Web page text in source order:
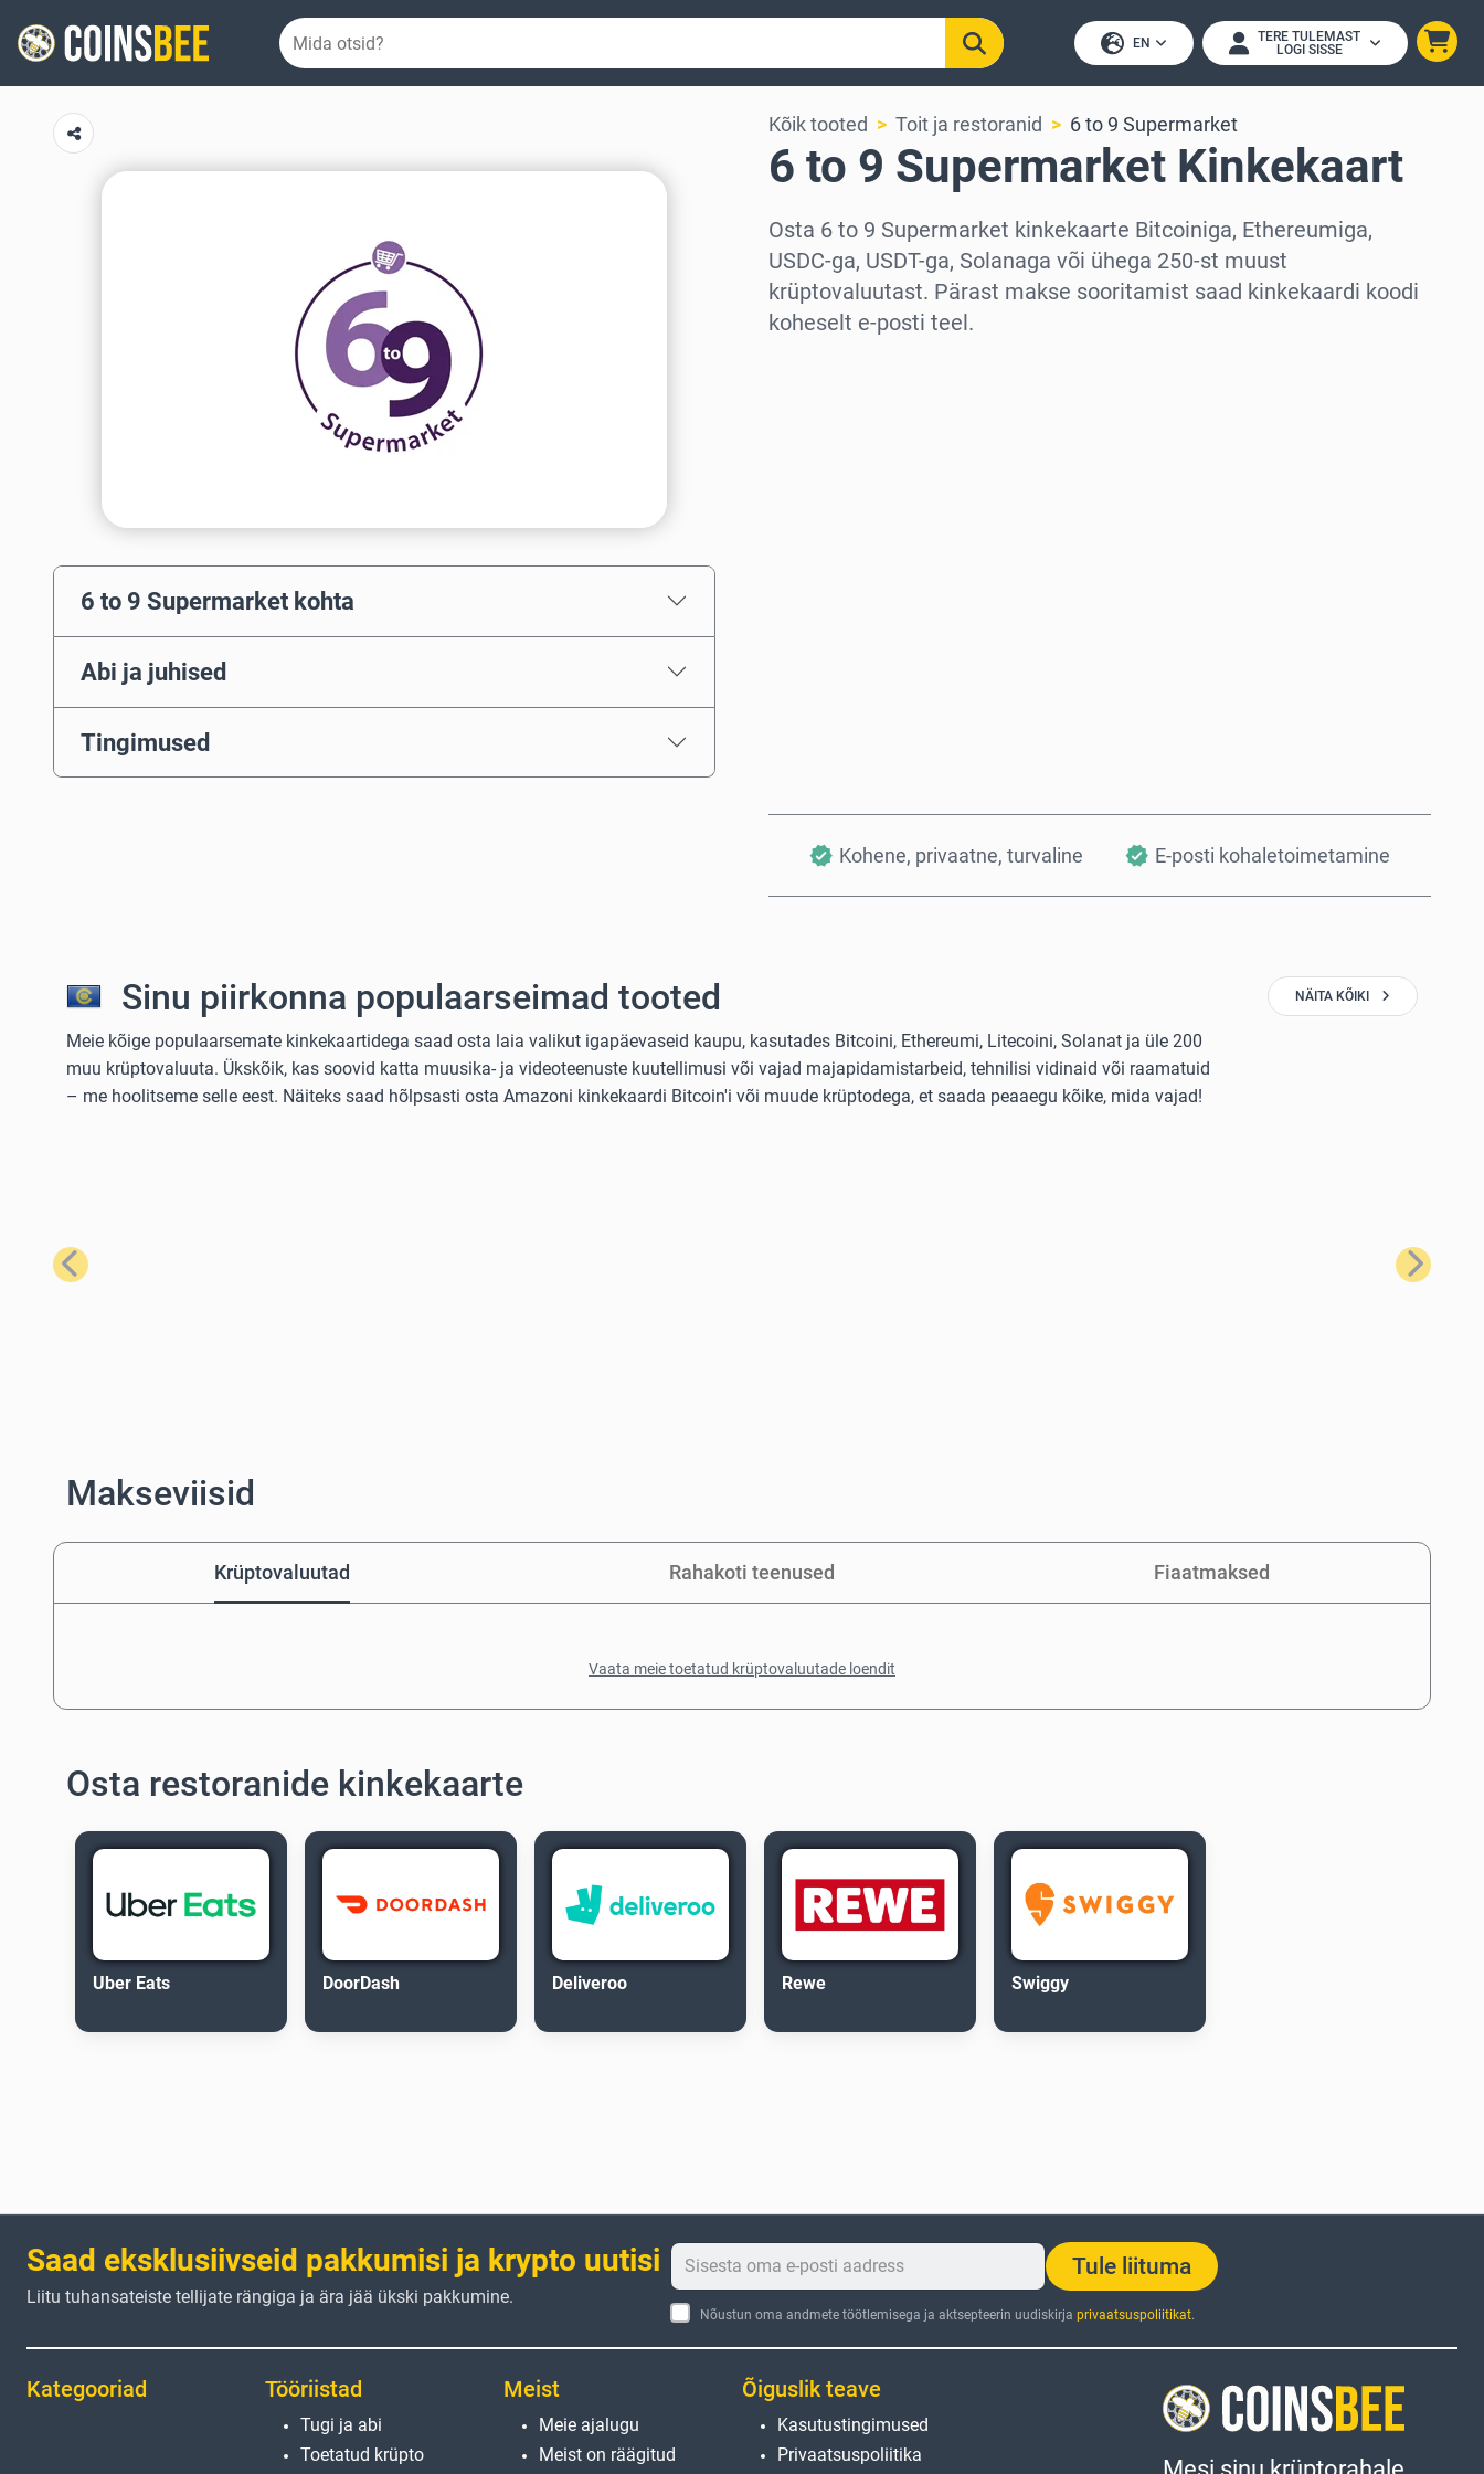
EN
TERE TULEMAST
LOGI SISSE
6 to 9 Supermarket kohta
Abi ja juhised
Tingimused
Kõik tooted Toit ja restoranid 6 to 9 Supermarket
6 to 9 Supermarket Kinkekaart
Osta 6 to 9 Supermarket kinkekaarte Bitcoiniga, Ethereumiga,
USDC-ga, USDT-ga, Solanaga või ühega 250-st muust
krüptovaluutast. Pärast makse sooritamist saad kinkekaardi koodi
koheselt e-posti teel.
Kohene, privaatne, turvaline E-posti kohaletoimetamine
Sinu piirkonna populaarseimad tooted
Meie kõige populaarsemate kinkekaartidega saad osta laia valikut igapäevaseid kaupu, kasutades Bitcoini, Ethereumi, Litecoini, Solanat ja üle 200
muu krüptovaluuta. Ükskõik, kas soovid katta muusika- ja videoteenuste kuutellimusi või vajad majapidamistarbeid, tehnilisi vidinaid või raamatuid
– me hoolitseme selle eest. Näiteks saad hõlpsasti osta Amazoni kinkekaardi Bitcoin'i või muude krüptodega, et saada peaaegu kõike, mida vajad!
NÄITA KÕIKI
Eelmine Järgmine
Makseviisid
Krüptovaluutad Rahakoti teenused Fiaatmaksed
Vaata meie toetatud krüptovaluutade loendit
Osta restoranide kinkekaarte
Uber Eats DoorDash Deliveroo Rewe Swiggy
Saad eksklusiivseid pakkumisi ja krypto uutisi
Liitu tuhansateiste tellijate rängiga ja ära jää ükski pakkumine.
Tule liituma
Nõustun oma andmete töötlemisega ja aktsepteerin uudiskirja privaatsuspoliitikat.
Kategooriad Tööriistad
Tugi ja abi
Toetatud krüpto
Meist
Meie ajalugu
Meist on räägitud
Õiguslik teave
Kasutustingimused
Privaatsuspoliitika
Mesi sinu krüptorahale